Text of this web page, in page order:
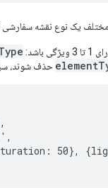
مختلف یک نوع نقشه سفارشی
حذف شوند،
50},